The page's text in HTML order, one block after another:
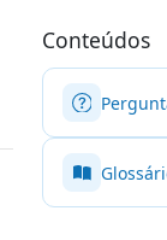
Conteúdos